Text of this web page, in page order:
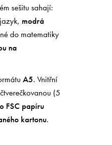
sešitu sahají:
modrá
do matematiky
na
A5. Vnitřní
(5
FSC papíru
kartonu.